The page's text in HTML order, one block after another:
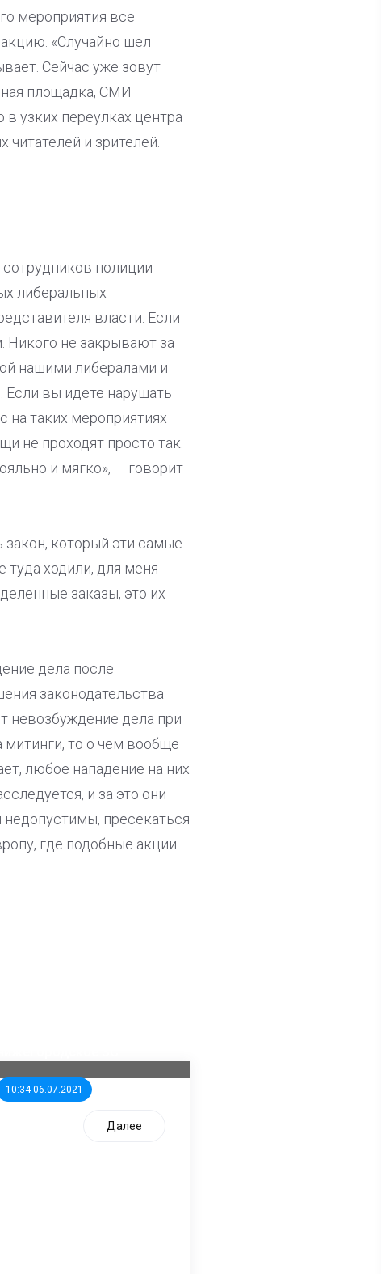
мероприятия все
«Случайно шел
Сейчас уже зовут
площадка, СМИ
узких переулках центра
и зрителей.
сотрудников полиции
либеральных
власти. Если
Никого не закрывают за
нашими либералами и
Если вы идете нарушать
на таких мероприятиях
не проходят просто так.
и мягко», — говорит
который эти самые
туда ходили, для меня
заказы, это их
дела после
законодательства
невозбуждение дела при
митинги, то о чем вообще
любое нападение на них
и за это они
пресекаться
где подобные акции
10:34 06.07.2021
Далее